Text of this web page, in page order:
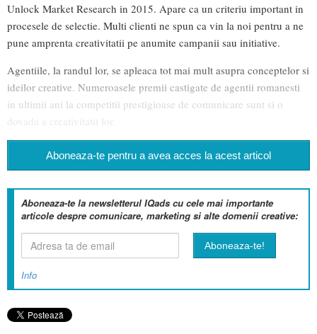
Unlock Market Research in 2015. Apare ca un criteriu important in
procesele de selectie. Multi clienti ne spun ca vin la noi pentru a ne
pune amprenta creativitatii pe anumite campanii sau initiative.
Agentiile, la randul lor, se apleaca tot mai mult asupra conceptelor si
ideilor creative. Numeroasele premii castigate de agentii romanesti
in ultimii ani la competitii prestigioase de comunicare sunt si o
dovada a creativitatii lor.
Aboneaza-te pentru a avea acces la acest articol
Aboneaza-te la newsletterul IQads cu cele mai importante
articole despre comunicare, marketing si alte domenii creative:
Info